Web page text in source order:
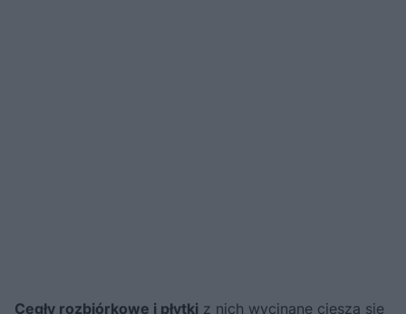
Cegły rozbiórkowe i płytki z nich wycinane cieszą się